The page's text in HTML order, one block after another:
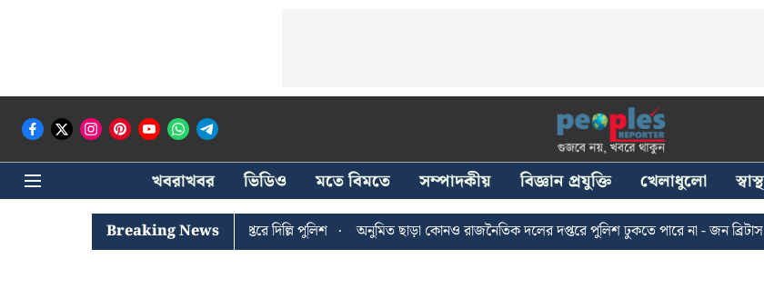
খবরাখবর ভিডিও মতে বিমতে সম্পাদকীয় বিজ্ঞান প্রযুক্তি খেলাধুলো
Breaking News
ঐশী ঘোষের খোঁজে সিপিআইএম সদর দপ্তরে দিল্লি পুলিশ অনুমিত ছাড়া কোনও রাজনৈতিক দলের দপ্তরে পুলিশ ঢুকতে পারে না - জন ব্রিটাস